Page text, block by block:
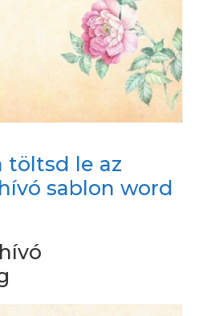
töltsd le az
sablon word